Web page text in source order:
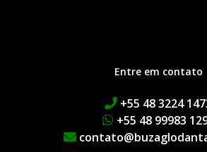
Entre em contato
+55 48 3224
+55 48 99983